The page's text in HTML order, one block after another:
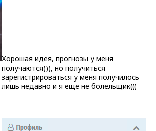
Хорошая идея, прогнозы у меня
получаются))), но получиться
зарегистрироваться у меня получилось
лишь недавно и я ещё не болельщик(((